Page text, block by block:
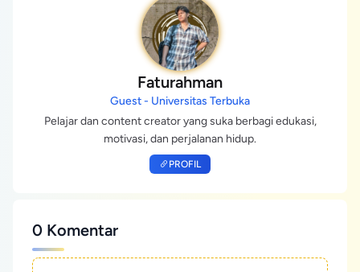
Faturahman
Guest - Universitas Terbuka
Pelajar dan content creator yang suka berbagi edukasi,
motivasi, dan perjalanan hidup.
PROFIL
0 Komentar